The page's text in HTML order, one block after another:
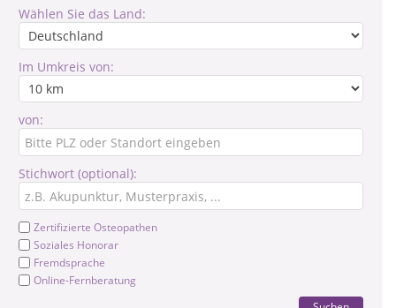
Wählen Sie das Land:
Im Umkreis von:
von:
Stichwort (optional):
Zertifizierte Osteopathen
Soziales Honorar
Fremdsprache
Online-Fernberatung